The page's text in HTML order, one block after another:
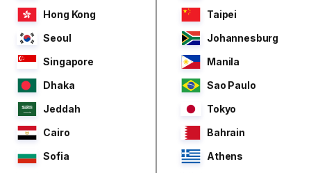
Hong Kong
Taipei
Seoul
Johannesburg
Singapore
Manila
Dhaka
Sao Paulo
Jeddah
Tokyo
Cairo
Bahrain
Sofia
Athens